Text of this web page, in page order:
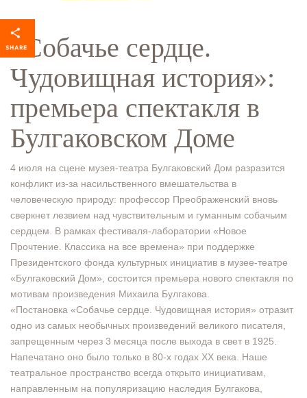
«Собачье сердце.
Чудовищная история»:
премьера спектакля в
Булгаковском Доме
4 июля на сцене музея-театра Булгаковский Дом разразится
конфликт из-за насильственного вмешательства в
человеческую природу: профессор Преображенский вновь
сверкнет лезвием над чувствительным и гуманным собачьим
сердцем. В рамках фестиваля-лаборатории «Новое
Прочтение. Классика на все времена» при поддержке
Президентского фонда культурных инициатив в музее-театре
«Булгаковский Дом», состоится премьера нового спектакля по
мотивам произведения Михаила Булгакова.
«Постановка «Собачье сердце. Чудовищная история» отразит
одно из самых необычных произведений великого писателя,
запрещенным через 3 месяца после выхода в свет в 1925.
Напечатано оно было только в 80-х годах ХХ века. Наше
театральное пространство всегда открыто инициативам,
направленным на популяризацию наследия Булгакова,